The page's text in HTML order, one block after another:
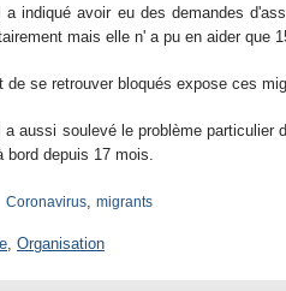
a indiqué avoir eu des demandes
mais elle n' a pu en aider que
de se retrouver bloqués expose ces
a aussi soulevé le problème particulier
bord depuis 17 mois.
Coronavirus, migrants
, Organisation